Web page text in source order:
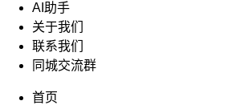
AI助手
关于我们
联系我们
同城交流群
首页